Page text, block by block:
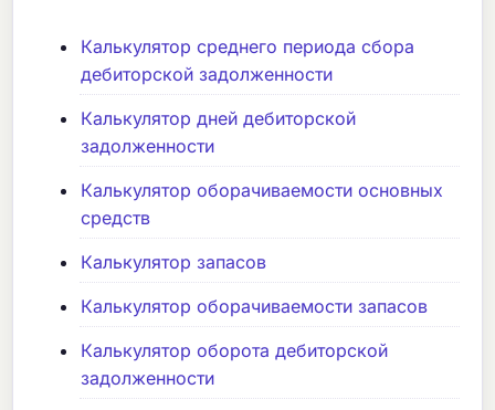
Калькулятор среднего периода сбора
дебиторской задолженности
Калькулятор дней дебиторской
задолженности
Калькулятор оборачиваемости основных
средств
Калькулятор запасов
Калькулятор оборачиваемости запасов
Калькулятор оборота дебиторской
задолженности